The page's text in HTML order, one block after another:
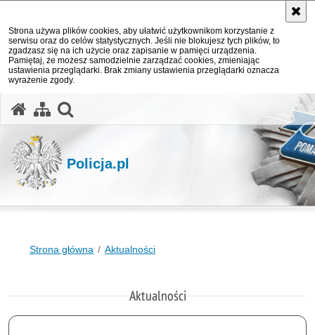
Strona używa plików cookies, aby ułatwić użytkownikom korzystanie z
serwisu oraz do celów statystycznych. Jeśli nie blokujesz tych plików, to
zgadzasz się na ich użycie oraz zapisanie w pamięci urządzenia.
Pamiętaj, że możesz samodzielnie zarządzać cookies, zmieniając
ustawienia przeglądarki. Brak zmiany ustawienia przeglądarki oznacza
wyrażenie zgody.
Policja.pl
Strona główna Aktualności
Aktualności